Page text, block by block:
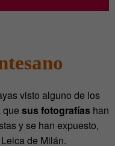
visto alguno de los
que sus fotografíashan
y se han expuesto,
de Milán.